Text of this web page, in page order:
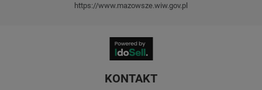
https://www.mazowsze.wiw.gov.pl
KONTAKT